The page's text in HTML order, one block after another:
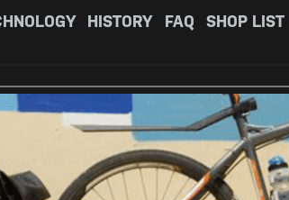
SHOP LIST
FAQ
HISTORY